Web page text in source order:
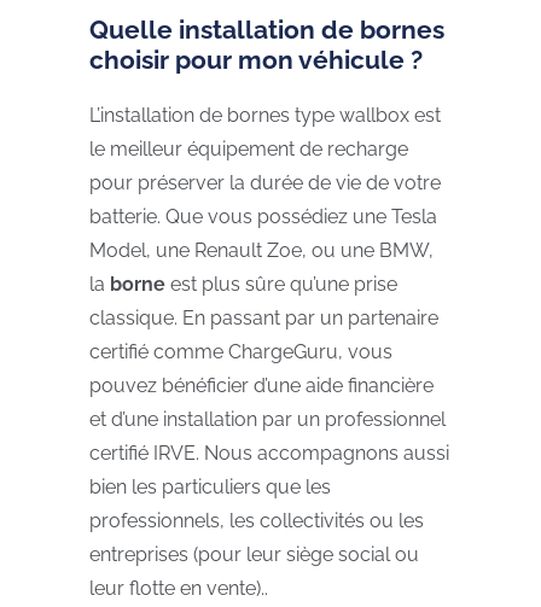
Quelle installation de bornes
choisir pour mon véhicule ?
L’installation de bornes type wallbox est
le meilleur équipement de recharge
pour préserver la durée de vie de votre
batterie. Que vous possédiez une Tesla
Model, une Renault Zoe, ou une BMW,
la borne est plus sûre qu’une prise
classique. En passant par un partenaire
certifié comme ChargeGuru, vous
pouvez bénéficier d’une aide financière
et d’une installation par un professionnel
certifié IRVE. Nous accompagnons aussi
bien les particuliers que les
professionnels, les collectivités ou les
entreprises (pour leur siège social ou
leur flotte en vente)..